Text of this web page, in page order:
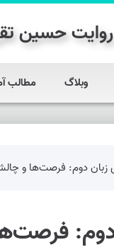
روایت حسین
وبلاگ مطالب
زبان دوم: فرصت‌ها و
دوم: